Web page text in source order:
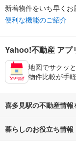
新着物件をいち早くお
便利な機能のご紹介
Yahoo!不動産 アプ
地図でサクッ
物件比較が手
喜多見駅の不動産情報
不動産・住宅
暮らしのお役立ち情報